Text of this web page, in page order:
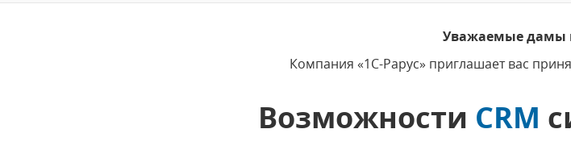
Уважаемые дамы
Компания «1С-Рарус» приглашает вас
Возможности CRM